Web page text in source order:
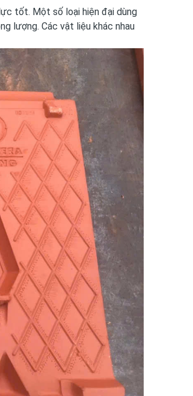
tốt. Một số loại hiện đại dùng
lượng. Các vật liệu khác nhau